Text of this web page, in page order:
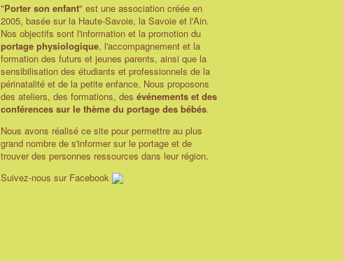
"Porter son enfant" est une association créée en
2005, basée sur la Haute-Savoie, la Savoie et l'Ain.
Nos objectifs sont l'information et la promotion du
portage physiologique, l'accompagnement et la
formation des futurs et jeunes parents, ainsi que la
sensibilisation des étudiants et professionnels de la
périnatalité et de la petite enfance. Nous proposons
des ateliers, des formations, des événements et des
conférences sur le thème du portage des bébés.
Nous avons réalisé ce site pour permettre au plus
grand nombre de s'informer sur le portage et de
trouver des personnes ressources dans leur région.
Suivez-nous sur Facebook